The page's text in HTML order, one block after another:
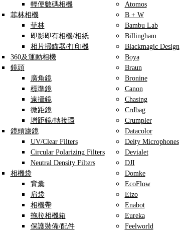
輕便數碼相機
菲林相機
菲林
即影即有相機/相紙
相片掃瞄器/打印機
360及運動相機
鏡頭
廣角鏡
標準鏡
遠攝鏡
微距鏡
增距鏡/轉接環
鏡頭濾鏡
UV/Clear Filters
Circular Polarizing Filters
Neutral Density Filters
相機袋
背囊
肩袋
相機帶
拖拉相機箱
保護裝備/配件
Atomos
B + W
Bambu Lab
Billingham
Blackmagic Design
Boya
Braun
Bronine
Canon
Chasing
Crdbag
Crumpler
Datacolor
Deity Microphones
Devialet
DJI
Domke
EcoFlow
Eizo
Enabot
Eureka
Feelworld